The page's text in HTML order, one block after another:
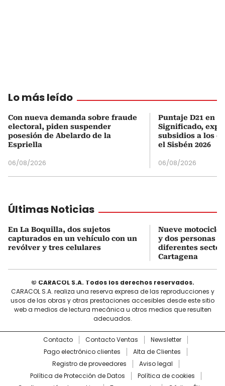
Lo más leído
Con nueva demanda sobre fraude
electoral, piden suspender
posesión de Abelardo de la
Espriella
06/08/2026
Puntaje D21 en
Significado,
subsidios a los
el Sisbén 2026
06/08/2026
Últimas Noticias
En La Boquilla, dos sujetos
capturados en un vehículo con un
revólver y tres celulares
Nueve
y dos personas
diferentes
Cartagena
© CARACOL S.A. Todos los derechos reservados.
CARACOL S.A. realiza una reserva expresa de las reproducciones y
usos de las obras y otras prestaciones accesibles desde este sitio
web a medios de lectura mecánica u otros medios que resulten
adecuados.
Contacto Contacto Ventas
Newsletter
Pago electrónico clientes
Alta de Clientes
Registro de proveedores
Aviso legal
Política de Protección de Datos
Política de cookies